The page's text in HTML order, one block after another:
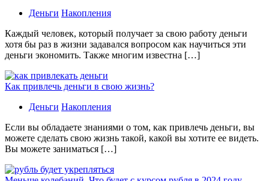
Деньги Накопления
Каждый человек, который получает за свою работу деньги
хотя бы раз в жизни задавался вопросом как научиться эти
деньги экономить. Также многим известна […]
Как привлечь деньги в свою жизнь?
Деньги Накопления
Если вы обладаете знаниями о том, как привлечь деньги, вы
можете сделать свою жизнь такой, какой вы хотите ее видеть.
Вы можете заниматься […]